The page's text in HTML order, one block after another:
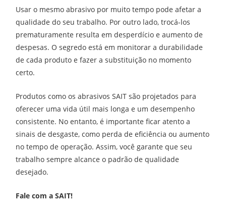
Usar o mesmo abrasivo por muito tempo pode afetar a
qualidade do seu trabalho. Por outro lado, trocá-los
prematuramente resulta em desperdício e aumento de
despesas. O segredo está em monitorar a durabilidade
de cada produto e fazer a substituição no momento
certo.
Produtos como os abrasivos SAIT são projetados para
oferecer uma vida útil mais longa e um desempenho
consistente. No entanto, é importante ficar atento a
sinais de desgaste, como perda de eficiência ou aumento
no tempo de operação. Assim, você garante que seu
trabalho sempre alcance o padrão de qualidade
desejado.
Fale com a SAIT!